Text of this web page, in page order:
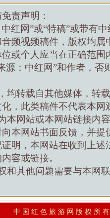
责声明：
红网”或“特稿”或带有
频视频稿件，版权均属
或个人应当在正确范围
源：中红网”和作者，否
均转载自其他媒体，转
，此类稿件不代表本网
本网站或本网站链接内
本网站书面反馈，并提
明，本网站在收到上述
容或链接。
和其他问题需要与本网
中 国 红 色 旅 游 网 版 权 所